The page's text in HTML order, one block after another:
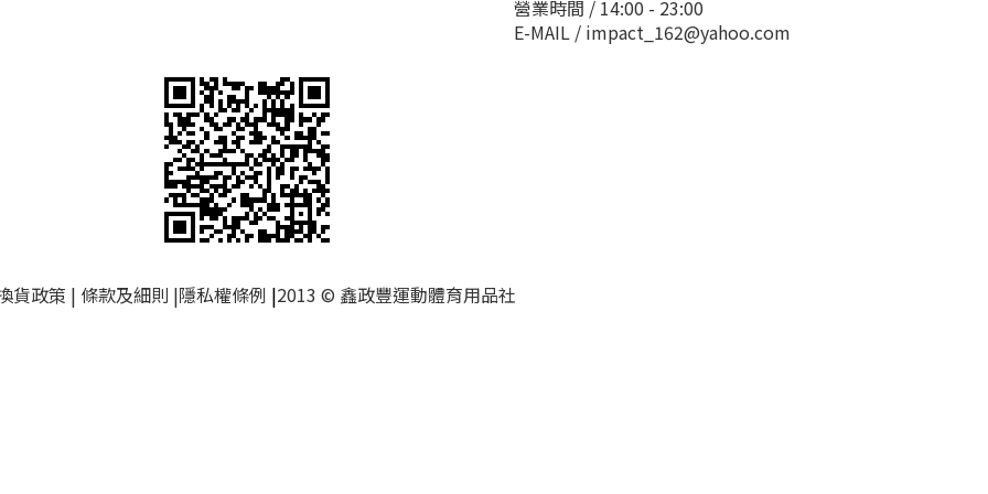
營業時間 / 14:00 - 23:00
E-MAIL / impact_162@yahoo.com
貨政策 | 條款及細則 |隱私權條例 |2013 © 鑫政豐運動體育用品社